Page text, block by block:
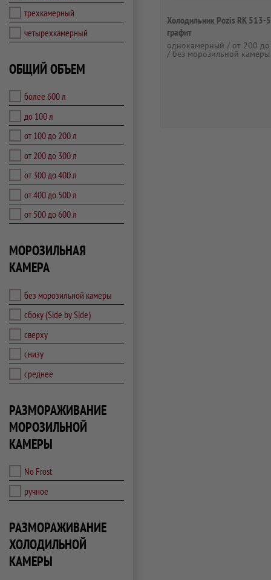
трехкамерный
четырехкамерный
ОБЩИЙ ОБЪЕМ
более 600 л
до 100 л
от 100 до 200 л
от 200 до 300 л
от 300 до 400 л
от 400 до 500 л
от 500 до 600 л
МОРОЗИЛЬНАЯ
КАМЕРА
без морозильной камеры
сбоку (Side by Side)
сверху
снизу
среднее
РАЗМОРАЖИВАНИЕ
МОРОЗИЛЬНОЙ
КАМЕРЫ
No Frost
ручное
РАЗМОРАЖИВАНИЕ
ХОЛОДИЛЬНОЙ
КАМЕРЫ
Холодильник Pozis RK 513-5
графит
однокамерный / от 200
/ без морозильной камеры